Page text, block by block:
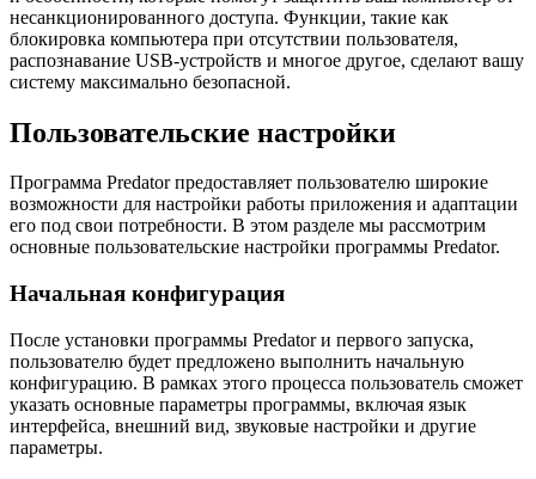
несанкционированного доступа. Функции, такие как
блокировка компьютера при отсутствии пользователя,
распознавание USB-устройств и многое другое, сделают вашу
систему максимально безопасной.
Пользовательские настройки
Программа Predator предоставляет пользователю широкие
возможности для настройки работы приложения и адаптации
его под свои потребности. В этом разделе мы рассмотрим
основные пользовательские настройки программы Predator.
Начальная конфигурация
После установки программы Predator и первого запуска,
пользователю будет предложено выполнить начальную
конфигурацию. В рамках этого процесса пользователь сможет
указать основные параметры программы, включая язык
интерфейса, внешний вид, звуковые настройки и другие
параметры.